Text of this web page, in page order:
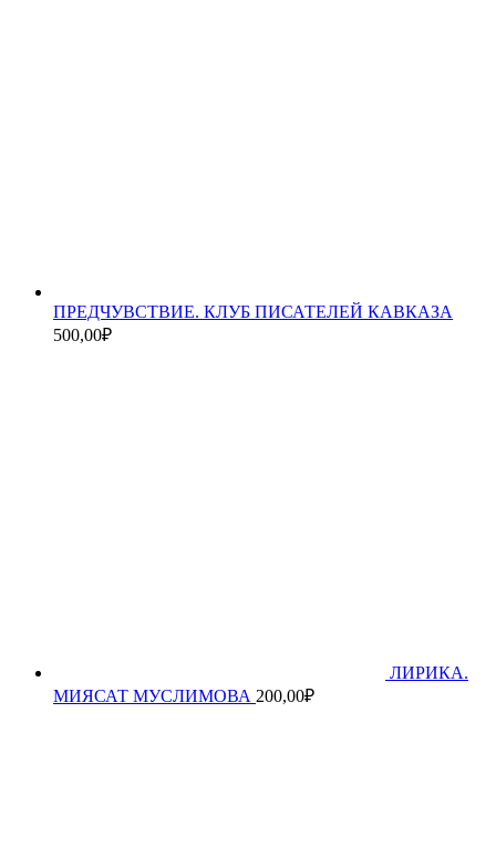
ПРЕДЧУВСТВИЕ. КЛУБ ПИСАТЕЛЕЙ КАВКАЗА
500,00₽
ЛИРИКА.
МИЯСАТ МУСЛИМОВА 200,00₽